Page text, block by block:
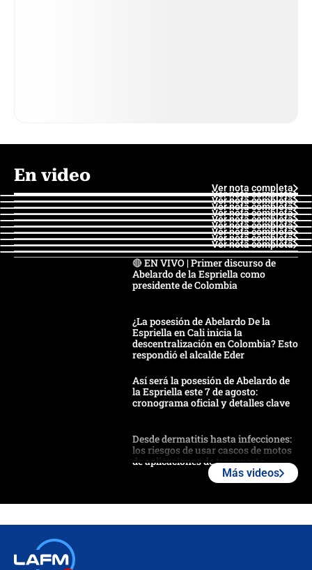
En video
Ver nota completa
Ver nota completa
Ver nota completa
Ver nota completa
Ver nota completa
Ver nota completa
Ver nota completa
Ver nota completa
Ver nota completa
Ver nota completa
🔴 EN VIVO | Primer discurso de
Abelardo de la Espriella como
presidente de Colombia
¿La posesión de Abelardo De la
Espriella en Cali inicia la
descentralización en Colombia? Esto
respondió el alcalde Eder
Así será la posesión de Abelardo de
la Espriella este 7 de agosto:
cronograma oficial y detalles clave
Desde dermatitis hasta infecciones:
los riesgos de usar cascos de motos
de aplicaciones de transporte
Más videos